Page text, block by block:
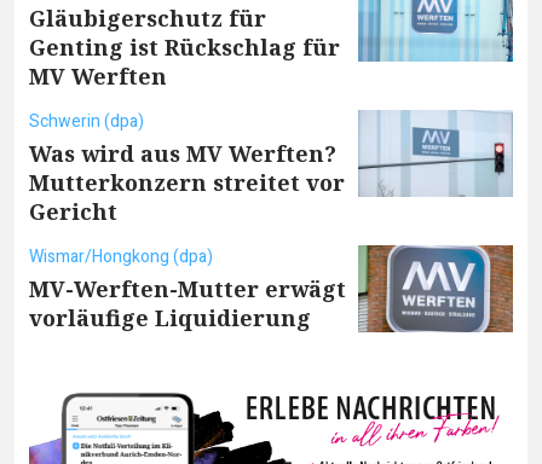
Gläubigerschutz für
Genting ist Rückschlag für
MV Werften
Schwerin (dpa)
Was wird aus MV Werften?
Mutterkonzern streitet vor
Gericht
Wismar/Hongkong (dpa)
MV-Werften-Mutter erwägt
vorläufige Liquidierung